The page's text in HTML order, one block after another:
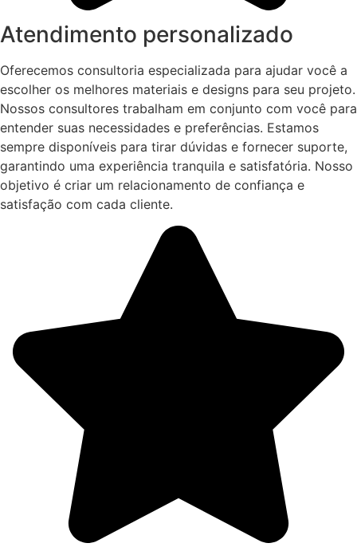
Atendimento personalizado
Oferecemos consultoria especializada para ajudar você a
escolher os melhores materiais e designs para seu projeto.
Nossos consultores trabalham em conjunto com você para
entender suas necessidades e preferências. Estamos
sempre disponíveis para tirar dúvidas e fornecer suporte,
garantindo uma experiência tranquila e satisfatória. Nosso
objetivo é criar um relacionamento de confiança e
satisfação com cada cliente.